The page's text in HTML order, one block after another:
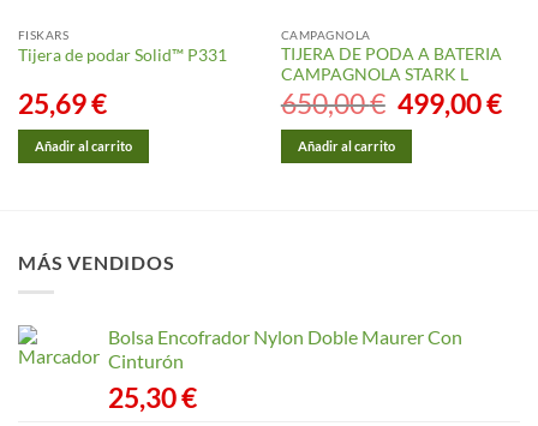
FISKARS
Tijera de podar Solid™ P331
25,69€
Añadir al carrito
CAMPAGNOLA
TIJERA DE PODA A BATERIA
CAMPAGNOLA STARK L
650,00€
El
precio
original
499,00€El
Añadir al carrito
MÁS VENDIDOS
Bolsa Encofrador Nylon Doble Maurer Con
Cinturón
25,30€